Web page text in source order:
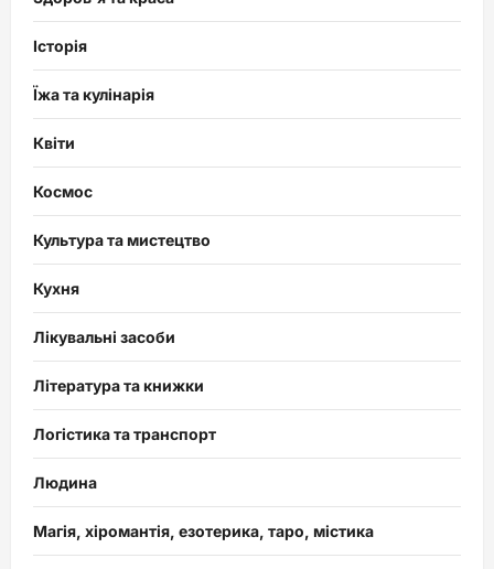
Історія
Їжа та кулінарія
Квіти
Космос
Культура та мистецтво
Кухня
Лікувальні засоби
Література та книжки
Логістика та транспорт
Людина
Магія, хіромантія, езотерика, таро, містика